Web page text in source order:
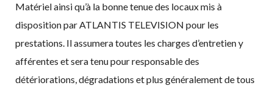
Matériel ainsi qu’à la bonne tenue des locaux mis à
disposition par ATLANTIS TELEVISION pour les
prestations. Il assumera toutes les charges d’entretien y
afférentes et sera tenu pour responsable des
détériorations, dégradations et plus généralement de tous